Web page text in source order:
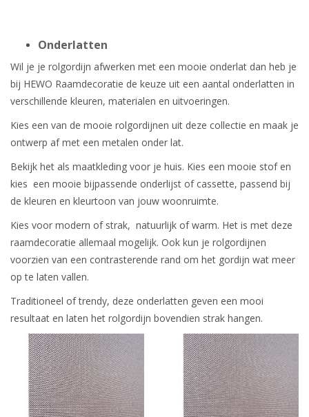
Onderlatten
Wil je je rolgordijn afwerken met een mooie onderlat dan heb je
bij HEWO Raamdecoratie de keuze uit een aantal onderlatten in
verschillende kleuren, materialen en uitvoeringen.
Kies een van de mooie rolgordijnen uit deze collectie en maak je
ontwerp af met een metalen onder lat.
Bekijk het als maatkleding voor je huis. Kies een mooie stof en
kies een mooie bijpassende onderlijst of cassette, passend bij
de kleuren en kleurtoon van jouw woonruimte.
Kies voor modern of strak, natuurlijk of warm. Het is met deze
raamdecoratie allemaal mogelijk. Ook kun je rolgordijnen
voorzien van een contrasterende rand om het gordijn wat meer
op te laten vallen.
Traditioneel of trendy, deze onderlatten geven een mooi
resultaat en laten het rolgordijn bovendien strak hangen.